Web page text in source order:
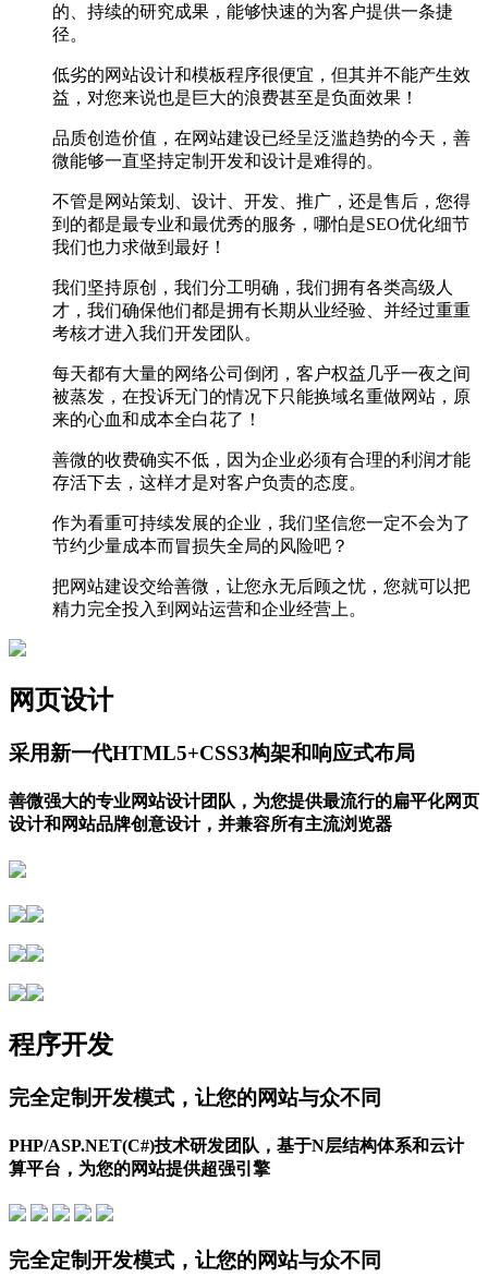
的、持续的研究成果，能够快速的为客户提供一条捷
径。
低劣的网站设计和模板程序很便宜，但其并不能产生效
益，对您来说也是巨大的浪费甚至是负面效果！
品质创造价值，在网站建设已经呈泛滥趋势的今天，善
微能够一直坚持定制开发和设计是难得的。
不管是网站策划、设计、开发、推广，还是售后，您得
到的都是最专业和最优秀的服务，哪怕是SEO优化细节
我们也力求做到最好！
我们坚持原创，我们分工明确，我们拥有各类高级人
才，我们确保他们都是拥有长期从业经验、并经过重重
考核才进入我们开发团队。
每天都有大量的网络公司倒闭，客户权益几乎一夜之间
被蒸发，在投诉无门的情况下只能换域名重做网站，原
来的心血和成本全白花了！
善微的收费确实不低，因为企业必须有合理的利润才能
存活下去，这样才是对客户负责的态度。
作为看重可持续发展的企业，我们坚信您一定不会为了
节约少量成本而冒损失全局的风险吧？
把网站建设交给善微，让您永无后顾之忧，您就可以把
精力完全投入到网站运营和企业经营上。
网页设计
采用新一代HTML5+CSS3构架和响应式布局
善微强大的专业网站设计团队，为您提供最流行的扁平化网页
设计和网站品牌创意设计，并兼容所有主流浏览器
程序开发
完全定制开发模式，让您的网站与众不同
PHP/ASP.NET(C#)技术研发团队，基于N层结构体系和云计
算平台，为您的网站提供超强引擎
完全定制开发模式，让您的网站与众不同